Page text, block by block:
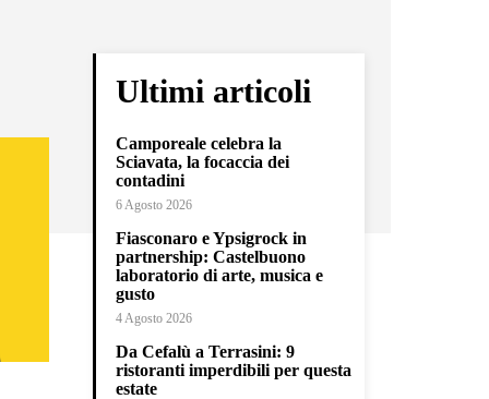
Ultimi articoli
Camporeale celebra la
Sciavata, la focaccia dei
contadini
6 Agosto 2026
Fiasconaro e Ypsigrock in
partnership: Castelbuono
laboratorio di arte, musica e
gusto
4 Agosto 2026
Da Cefalù a Terrasini: 9
ristoranti imperdibili per questa
estate